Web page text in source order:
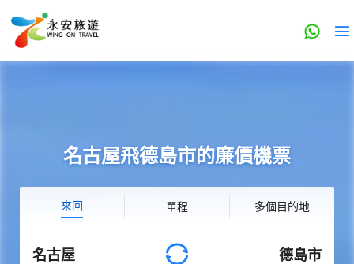
名古屋飛德島市的廉價機票
來回 單程 多個目的地
名古屋 德島市